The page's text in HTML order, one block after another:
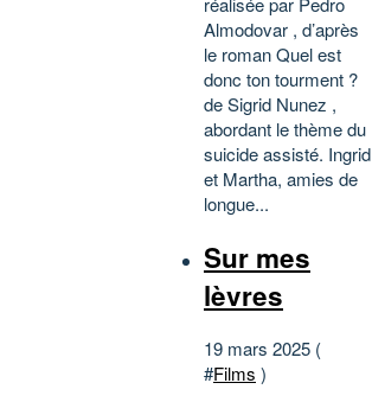
Almodovar , d’après
le roman Quel est
donc ton tourment ?
de Sigrid Nunez ,
abordant le thème du
suicide assisté. Ingrid
et Martha, amies de
longue...
Sur mes
lèvres
19 mars 2025 (
#Films )